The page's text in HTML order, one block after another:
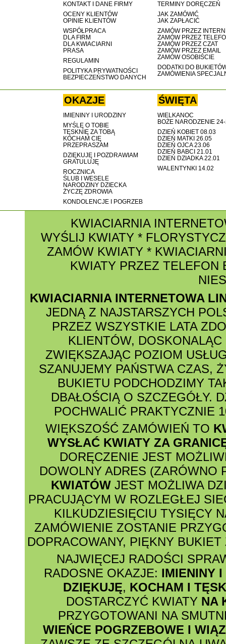
KONTAKT I DANE FIRMY
OCENY KLIENTÓW
OPINIE KLIENTÓW
WSPÓŁPRACA
DLA FIRM
DLA KWIACIARNI
PRASA
REGULAMIN
POLITYKA PRYWATNOŚCI
BEZPIECZEŃSTWO DANYCH
TERMINY DORĘCZEŃ
JAK ZAMÓWIĆ
JAK ZAPŁACIĆ
ZAMÓW PRZEZ
ZAMÓW PRZEZ
ZAMÓW PRZEZ CZAT
ZAMÓW PRZEZ EMAIL
ZAMÓW OSOBIŚCIE
DODATKI DO
ZAMÓWIENIA
OKAZJE
IMIENINY I URODZINY
MYŚLĘ O TOBIE
TĘSKNIĘ ZA TOBĄ
KOCHAM CIĘ
PRZEPRASZAM
DZIĘKUJĘ I POZDRAWIAM
GRATULUJĘ
ROCZNICA
ŚLUB I WESELE
NARODZINY DZIECKA
ŻYCZĘ ZDROWIA
KONDOLENCJE I POGRZEB
ŚWIĘTA
WIELKANOC
BOŻE NARODZENIE
DZIEŃ KOBIET 08.03
DZIEŃ MATKI 26.05
DZIEŃ OJCA 23.06
DZIEŃ BABCI 21.01
DZIEŃ DZIADKA 22.01
WALENTYNKI 14.02
KWIACIARNIA
WYŚLIJ KWIATY *
ZAMÓW KWIATY*
KWIATY PRZEZ TELEFON
KWIACIARNIA INTERNETOWA
JEDNĄ Z NAJSTARSZYCH
PRZEZ WSZYSTKIE LATA
KLIENTÓW,
ZWIĘKSZAJĄC POZIOM
SZANUJEMY PAŃSTWA CZAS,
BUKIETU PODCHODZIMY
DBAŁOŚCIĄ O SZCZEGÓŁY.
POCHWALIĆ PRAKTYCZNIE
WIĘKSZOŚĆ ZAMÓWIEŃ TO
WYSŁAĆ KWIATY ZA
DORĘCZENIE JEST
DOWOLNY ADRES
KWIATÓW JEST MOŻLIWA
PRACUJĄCYM W ROZLEGŁEJ
KILKUDZIESIĘCIU TYSIĘCY
ZAMÓWIENIE ZOSTANIE
DOPRACOWANY, PIĘKNY
NAJWIĘCEJ RADOŚCI
RADOSNE OKAZJE: IMIENINY
DZIĘKUJĘ, KOCHAM I
DOSTARCZYĆ KWIATY NA
PRZYGOTOWANI NA
WIEŃCE POGRZEBOWE I